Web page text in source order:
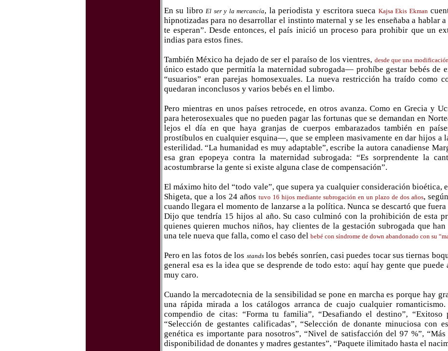
En su libro El ser y la mercancía, la periodista y escritora sueca Kajsa Ekis Ekman
hipnotizadas para no desarrollar el instinto maternal y se les enseñaba a hablar
te esperan”. Desde entonces, el país inició un proceso para prohibir que un
indias para estos fines.
También México ha dejado de ser el paraíso de los vientres, desde que una
único estado que permitía la maternidad subrogada— prohíbe gestar bebés de
“usuarios” eran parejas homosexuales. La nueva restricción ha traído como
quedaran inconclusos y varios bebés en el limbo.
Pero mientras en unos países retrocede, en otros avanza. Como en Grecia y
para heterosexuales que no pueden pagar las fortunas que se demandan en
lejos el día en que haya granjas de cuerpos embarazados también en
prostíbulos en cualquier esquina—, que se empleen masivamente en dar hijos a
esterilidad. “La humanidad es muy adaptable”, escribe la autora canadiense
esa gran epopeya contra la maternidad subrogada: “Es sorprendente la
acostumbrarse la gente si existe alguna clase de compensación”.
El máximo hito del “todo vale”, que supera ya cualquier consideración bioética,
Shigeta, que a los 24 años tuvo 16 hijos mediante subrogación en un plazo de dos años,
cuando llegara el momento de lanzarse a la política. Nunca se descartó que
Dijo que tendría 15 hijos al año. Su caso culminó con la prohibición de esta
quienes quieren muchos niños, hay clientes de la gestación subrogada que
una tele nueva que falla, como el caso del bebé con síndrome de down abandonado con su
Pero en las fotos de los stands los bebés sonríen, casi puedes tocar sus tiernas
general esa es la idea que se desprende de todo esto: aquí hay gente que
muy caro.
Cuando la mercadotecnia de la sensibilidad se pone en marcha es porque hay
una rápida mirada a los catálogos arranca de cuajo cualquier
compendio de citas: “Forma tu familia”, “Desafiando el destino”, “Exitoso
“Selección de gestantes calificadas”, “Selección de donante minuciosa con
genética es importante para nosotros”, “Nivel de satisfacción del 97 %”,
disponibilidad de donantes y madres gestantes”, “Paquete ilimitado hasta el